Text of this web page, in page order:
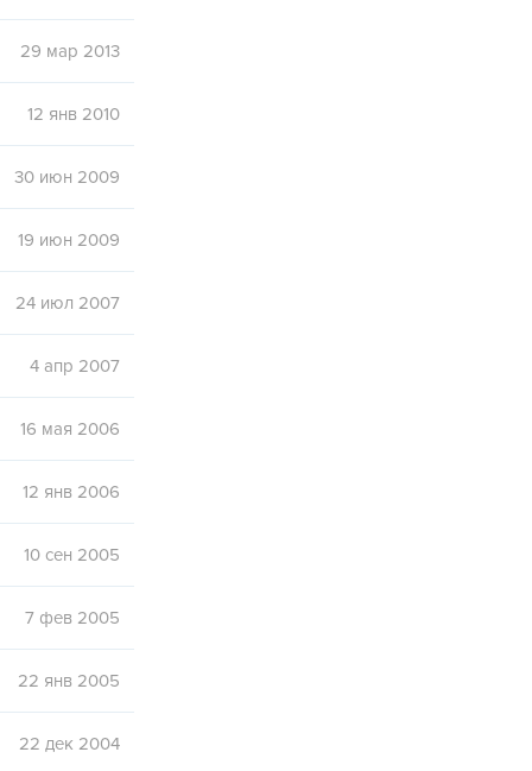
29 мар 2013
12 янв 2010
30 июн 2009
19 июн 2009
24 июл 2007
4 апр 2007
16 мая 2006
12 янв 2006
10 сен 2005
7 фев 2005
22 янв 2005
22 дек 2004